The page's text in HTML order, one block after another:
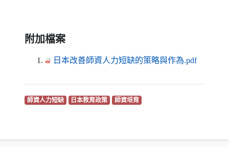
附加檔案
日本改善師資人力短缺的策略與作為.pdf（另開
師資人力短缺（另開新視窗）
日本教育政策（另開新視窗）
師資培育（另開新視窗）